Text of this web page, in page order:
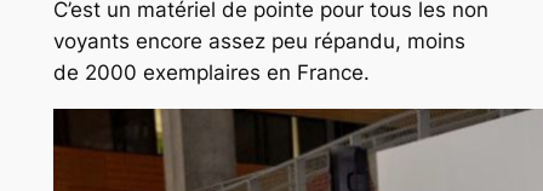
C’est un matériel de pointe pour tous les non
voyants encore assez peu répandu, moins
de 2000 exemplaires en France.